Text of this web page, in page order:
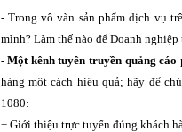
- Trong vô vàn sản phẩm dịch vụ
mình? Làm thế nào để Doanh
- Một kênh tuyên truyền quảng cáo
hàng một cách hiệu quả; hãy để
1080:
+ Giới thiệu trực tuyến đúng khách